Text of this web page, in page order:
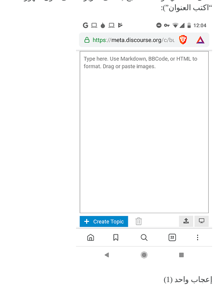
“اكتب العنوان”):
إعجاب واحد (1)